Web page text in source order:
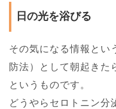
日の光を浴びる
その気になる情報とい
防法）として朝起きた
というものです。
どうやらセロトニン分